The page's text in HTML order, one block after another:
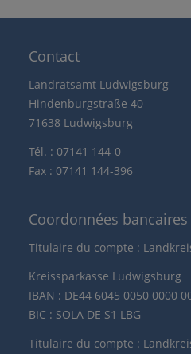
Contact
Landratsamt Ludwigsburg
Hindenburgstraße 40
71638 Ludwigsburg
Tél. : 07141 144-0
Fax : 07141 144-396
Coordonnées bancaires
Titulaire du compte :
Kreissparkasse Ludwigsburg
IBAN : DE44 6045 0050 0000
BIC : SOLA DE S1 LBG
Titulaire du compte :